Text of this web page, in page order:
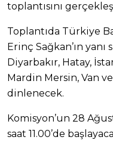
toplantısını
Toplantıda Türkiye
Erinç Sağkan’ın
Diyarbakır, Hatay,
Mardin Mersin, Van
dinlenecek.
Komisyon’un 28
saat 11.00’de